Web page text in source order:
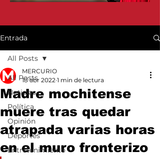
Entrada
All Posts
Noticias
Política
Opinión
Deportes
Entretenimiento
All Posts
Madre mochitense
muere tras quedar
atrapada varias horas
en el muro fronterizo
MERCURIO
18 abr 2022 1 min de lectura